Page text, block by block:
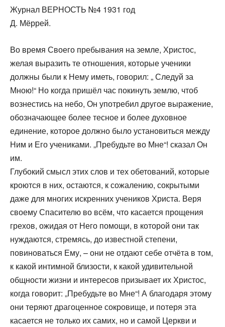
Журнал ВЕРНОСТЬ №4 1931 год
Д. Мёррей.
Во время Своего пребывания на земле, Христос,
желая выразить те отношения, которые ученики
должны были к Нему иметь, говорил: „ Следуй за
Мною!“ Но когда пришёл час покинуть землю, чтоб
вознестись на небо, Он употребил другое выражение,
обозначающее более тесное и более духовное
единение, которое должно было установиться между
Ним и Его учениками. „Пребудьте во Мне“! сказал Он
им.
Глубокий смысл этих слов и тех обетований, которые
кроются в них, остаются, к сожалению, сокрытыми
даже для многих искренних учеников Христа. Веря
своему Спасителю во всём, что касается прощения
грехов, ожидая от Него помощи, в которой они так
нуждаются, стремясь, до известной степени,
повиноваться Ему, – они не отдают себе отчёта в том,
к какой интимной близости, к какой удивительной
общности жизни и интересов призывает их Христос,
когда говорит: „Пребудьте во Мне“! А благодаря этому
они теряют драгоценное сокровище, и потеря эта
касается не только их самих, но и самой Церкви и